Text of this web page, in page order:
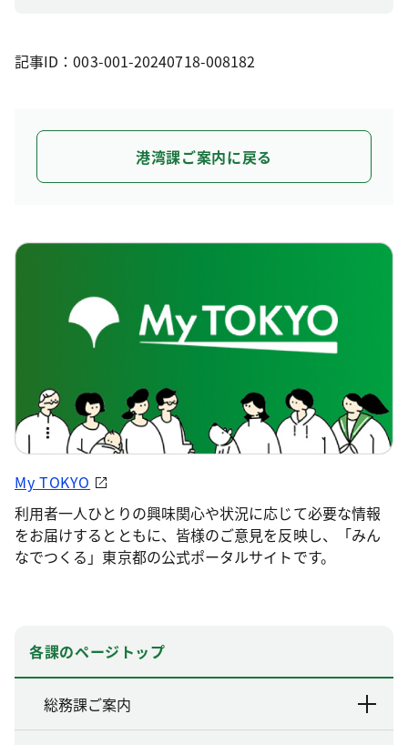
記事ID：003-001-20240718-008182
港湾課ご案内に戻る
My TOKYO
利用者一人ひとりの興味関心や状況に応じて必要な情報
をお届けするとともに、皆様のご意見を反映し、「みん
なでつくる」東京都の公式ポータルサイトです。
各課のページトップ
総務課ご案内